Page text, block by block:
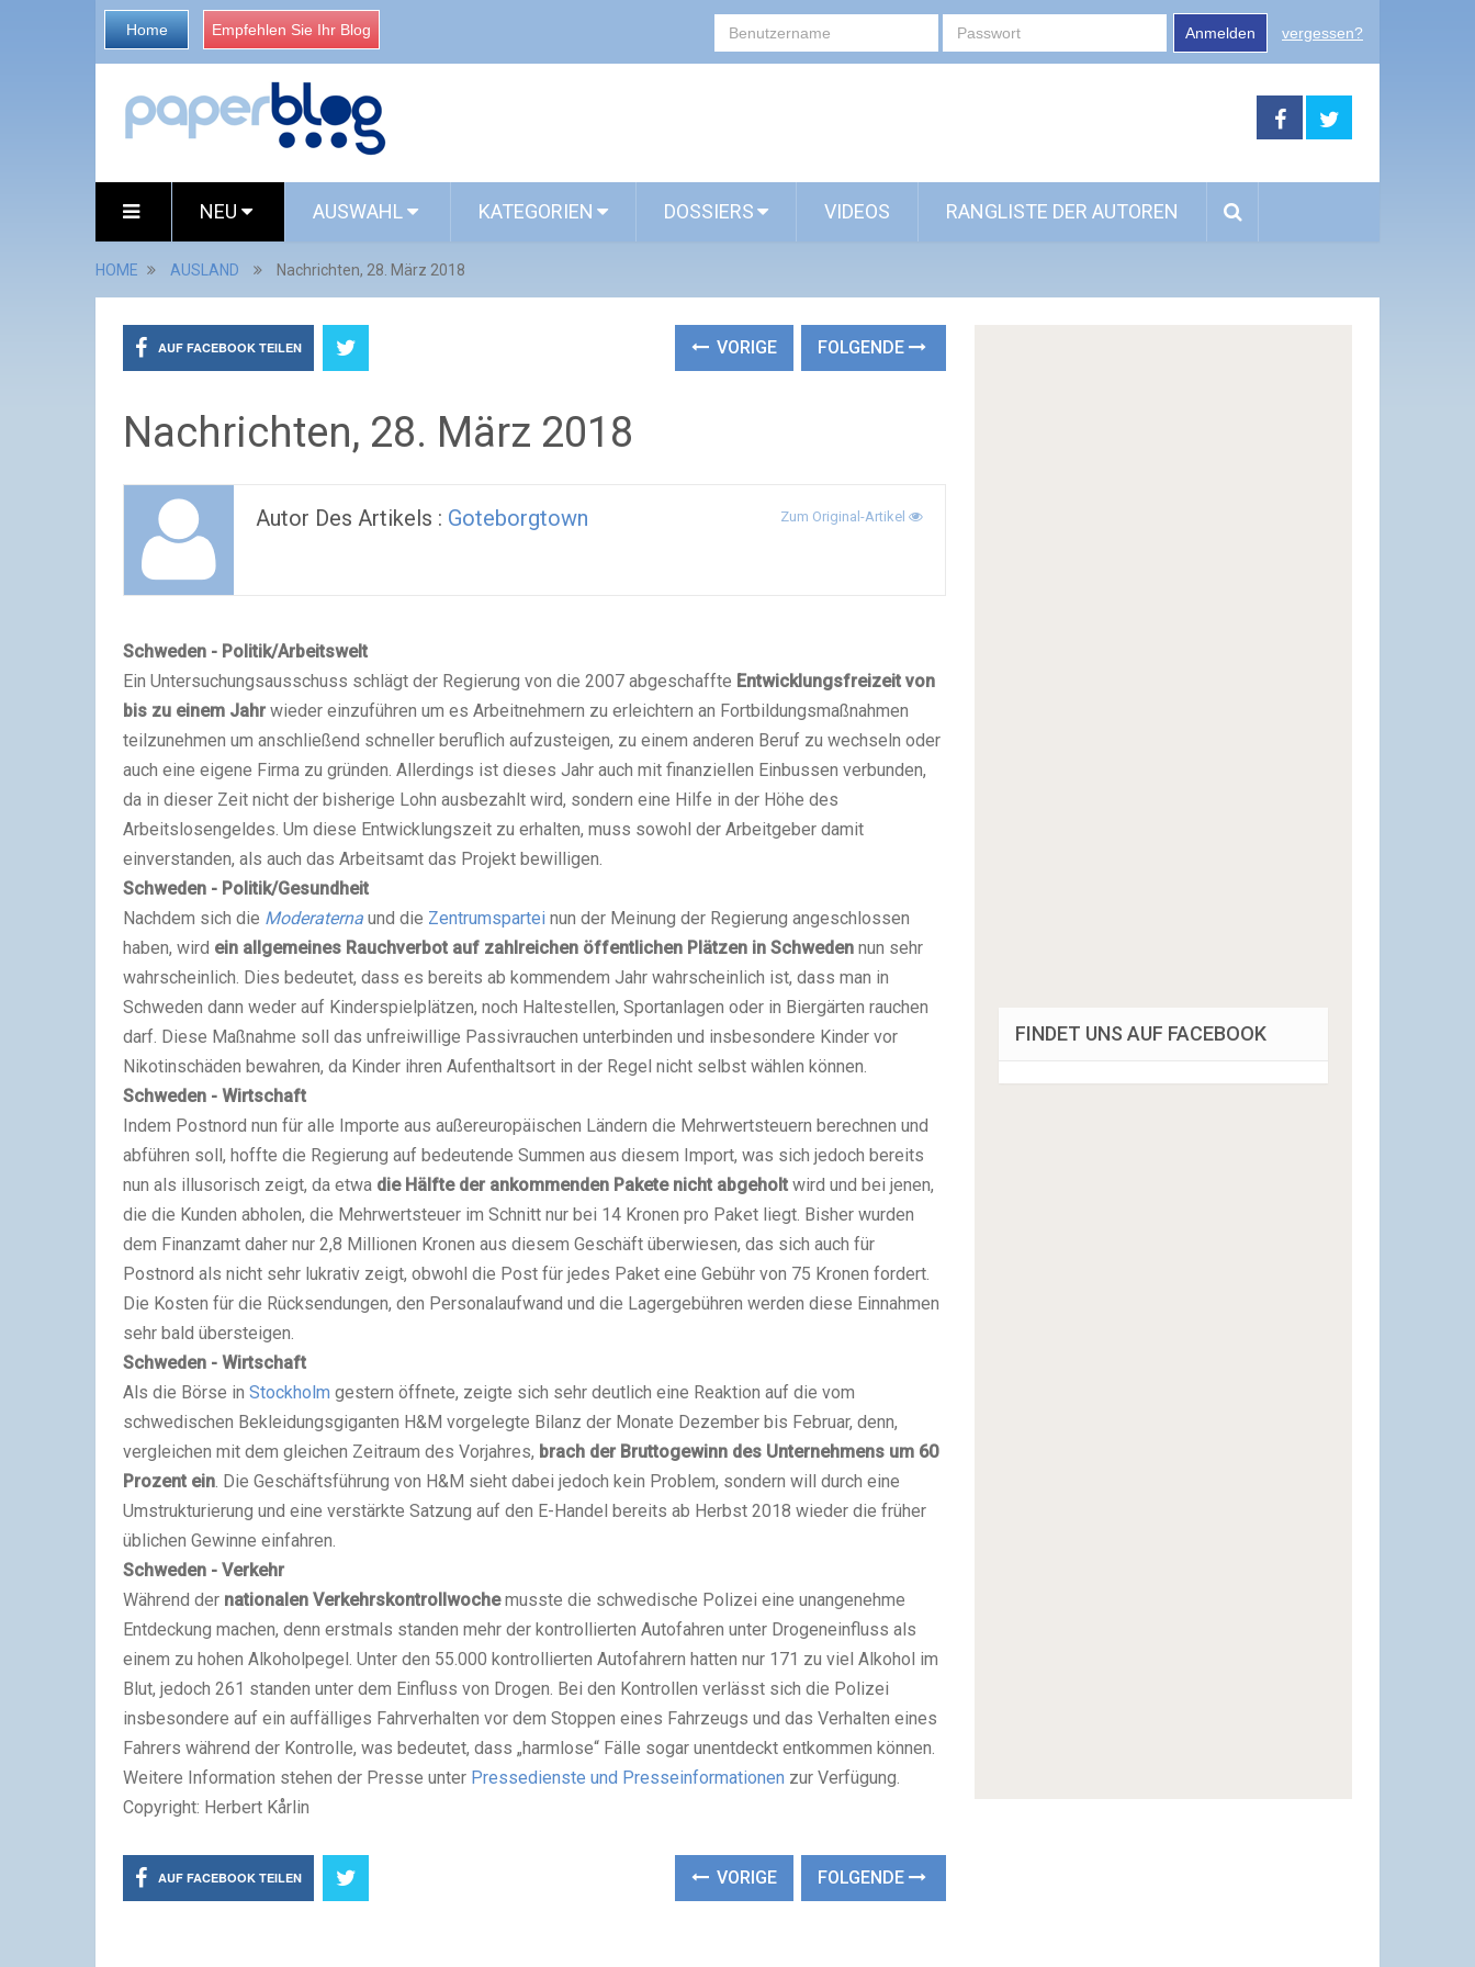
Home Empfehlen Sie Ihr Blog Anmelden vergessen?
NEU AUSWAHL KATEGORIEN DOSSIERS VIDEOS RANGLISTE DER AUTOREN
HOME AUSLAND Nachrichten, 28. März 2018
AUF FACEBOOK TEILEN VORIGE FOLGENDE
Nachrichten, 28. März 2018
Autor Des Artikels : Goteborgtown Zum Original-Artikel
Schweden - Politik/Arbeitswelt
Ein Untersuchungsausschuss schlägt der Regierung von die 2007 abgeschaffte Entwicklungsfreizeit von
bis zu einem Jahr wieder einzuführen um es Arbeitnehmern zu erleichtern an Fortbildungsmaßnahmen
teilzunehmen um anschließend schneller beruflich aufzusteigen, zu einem anderen Beruf zu wechseln oder
auch eine eigene Firma zu gründen. Allerdings ist dieses Jahr auch mit finanziellen Einbussen verbunden,
da in dieser Zeit nicht der bisherige Lohn ausbezahlt wird, sondern eine Hilfe in der Höhe des
Arbeitslosengeldes. Um diese Entwicklungszeit zu erhalten, muss sowohl der Arbeitgeber damit
einverstanden, als auch das Arbeitsamt das Projekt bewilligen.
Schweden - Politik/Gesundheit
Nachdem sich die Moderaterna und die Zentrumspartei nun der Meinung der Regierung angeschlossen
haben, wird ein allgemeines Rauchverbot auf zahlreichen öffentlichen Plätzen in Schweden nun sehr
wahrscheinlich. Dies bedeutet, dass es bereits ab kommendem Jahr wahrscheinlich ist, dass man in
Schweden dann weder auf Kinderspielplätzen, noch Haltestellen, Sportanlagen oder in Biergärten rauchen
darf. Diese Maßnahme soll das unfreiwillige Passivrauchen unterbinden und insbesondere Kinder vor
Nikotinschäden bewahren, da Kinder ihren Aufenthaltsort in der Regel nicht selbst wählen können.
Schweden - Wirtschaft
Indem Postnord nun für alle Importe aus außereuropäischen Ländern die Mehrwertsteuern berechnen und
abführen soll, hoffte die Regierung auf bedeutende Summen aus diesem Import, was sich jedoch bereits
nun als illusorisch zeigt, da etwa die Hälfte der ankommenden Pakete nicht abgeholt wird und bei jenen,
die die Kunden abholen, die Mehrwertsteuer im Schnitt nur bei 14 Kronen pro Paket liegt. Bisher wurden
dem Finanzamt daher nur 2,8 Millionen Kronen aus diesem Geschäft überwiesen, das sich auch für
Postnord als nicht sehr lukrativ zeigt, obwohl die Post für jedes Paket eine Gebühr von 75 Kronen fordert.
Die Kosten für die Rücksendungen, den Personalaufwand und die Lagergebühren werden diese Einnahmen
sehr bald übersteigen.
Schweden - Wirtschaft
Als die Börse in Stockholm gestern öffnete, zeigte sich sehr deutlich eine Reaktion auf die vom
schwedischen Bekleidungsgiganten H&M vorgelegte Bilanz der Monate Dezember bis Februar, denn,
vergleichen mit dem gleichen Zeitraum des Vorjahres, brach der Bruttogewinn des Unternehmens um 60
Prozent ein. Die Geschäftsführung von H&M sieht dabei jedoch kein Problem, sondern will durch eine
Umstrukturierung und eine verstärkte Satzung auf den E-Handel bereits ab Herbst 2018 wieder die früher
üblichen Gewinne einfahren.
Schweden - Verkehr
Während der nationalen Verkehrskontrollwochemusste die schwedische Polizei eine unangenehme
Entdeckung machen, denn erstmals standen mehr der kontrollierten Autofahren unter Drogeneinfluss als
einem zu hohen Alkoholpegel. Unter den 55.000 kontrollierten Autofahrern hatten nur 171 zu viel Alkohol im
Blut, jedoch 261 standen unter dem Einfluss von Drogen. Bei den Kontrollen verlässt sich die Polizei
insbesondere auf ein auffälliges Fahrverhalten vor dem Stoppen eines Fahrzeugs und das Verhalten eines
Fahrers während der Kontrolle, was bedeutet, dass „harmlose“ Fälle sogar unentdeckt entkommen können.
Weitere Information stehen der Presse unter Pressedienste und Presseinformationen zur Verfügung.
Copyright: Herbert Kårlin
AUF FACEBOOK TEILEN VORIGE FOLGENDE
FINDET UNS AUF FACEBOOK